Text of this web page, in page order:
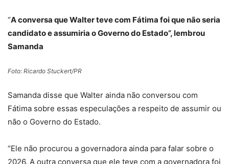
“A conversa que Walter teve com Fátima foi que não seria
candidato e assumiria o Governo do Estado”, lembrou
Samanda
Foto: Ricardo Stuckert/PR
Samanda disse que Walter ainda não conversou com
Fátima sobre essas especulações a respeito de assumir ou
não o Governo do Estado.
“Ele não procurou a governadora ainda para falar sobre o
2026. A outra conversa que ele teve com a governadora foi